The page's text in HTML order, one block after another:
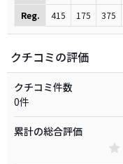
Reg.
415 175 375
クチコミの評価
クチコミ件数
0件
累計の総合評価